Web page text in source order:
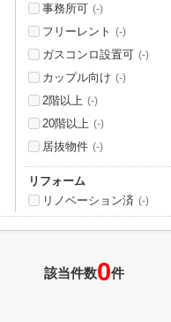
事務所可 (-)
フリーレント (-)
ガスコンロ設置可 (-)
カップル向け (-)
2階以上 (-)
20階以上 (-)
居抜物件 (-)
リフォーム
リノベーション済 (-)
該当件数0件